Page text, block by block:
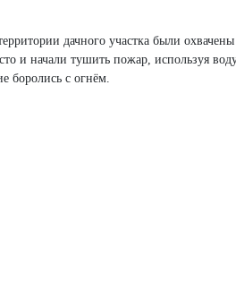
дачного участка были
и начали тушить пожар, используя
боролись с огнём.